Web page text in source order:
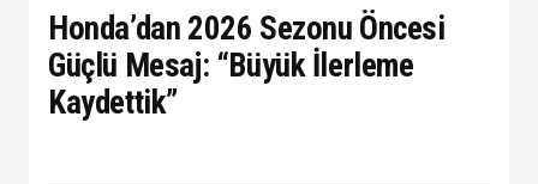
Honda’dan 2026 Sezonu Öncesi
Güçlü Mesaj: “Büyük İlerleme
Kaydettik”